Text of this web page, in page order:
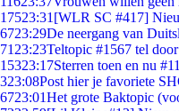
17523:31 [WLR SC #417]
6723:29De neergang van
71 23:23Teltopic #1567 tel
15323:17Sterren toen en nu #11
323:08Post hier je favoriete
6723:01Het grote Baktopic